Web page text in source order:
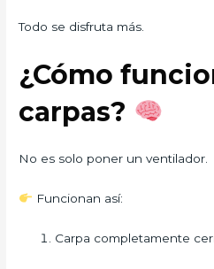
Todo se disfruta más.
¿Cómo
carpas?
No es solo poner un ventilador.
Funcionan así:
Carpa completamente